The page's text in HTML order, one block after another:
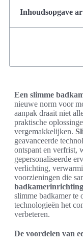
Inhoudsopgave
Een slimme
nieuwe norm voor
aanpak draait niet
praktische
vergemakkelijken.
geavanceerde
ontspant en verfrist,
gepersonaliseerde
verlichting,
voorzieningen die
slimme badkamer te
technologieën het
verbeteren.
De voordelen van